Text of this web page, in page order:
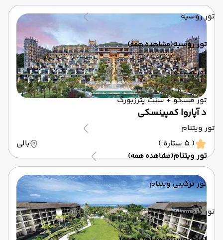
تور روسیه
تور روسیه(مشاهده همه)
تور مسکو
تور مسکو + سنت پترزبورگ
تور ویتنام
تور ویتنام(مشاهده همه)
تور ترکیبی ویتنام
تور گرجستان
د آپاروا کمپینسکی
( 5 ستاره ) بالی